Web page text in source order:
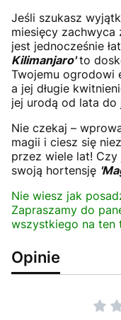
Jeśli szukasz
miesięcy zachwyca
jest jednocześnie
Kilimanjaro'to
Twojemu ogrodowi
a jej długie
jej urodą od lata do
Nie czekaj –
magii i ciesz się
przez wiele lat!
swoją hortensję
Nie wiesz jak
Zapraszamy do
wszystkiego na ten
Opinie